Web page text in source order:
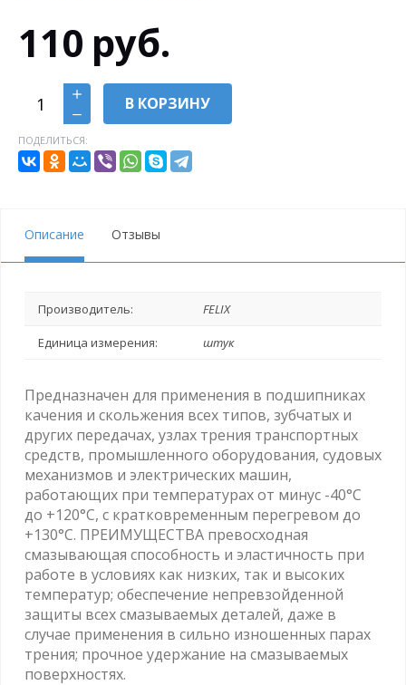
110 руб.
В КОРЗИНУ
ПОДЕЛИТЬСЯ:
Описание Отзывы
Производитель: FELIX
Единица измерения: штук
Предназначен для применения в подшипниках
качения и скольжения всех типов, зубчатых и
других передачах, узлах трения транспортных
средств, промышленного оборудования, судовых
механизмов и электрических машин,
работающих при температурах от минус -40°С
до +120°С, с кратковременным перегревом до
+130°С. ПРЕИМУЩЕСТВА превосходная
смазывающая способность и эластичность при
работе в условиях как низких, так и высоких
температур; обеспечение непревзойденной
защиты всех смазываемых деталей, даже в
случае применения в сильно изношенных парах
трения; прочное удержание на смазываемых
поверхностях.